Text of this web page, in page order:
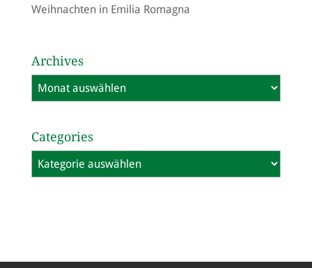
Weihnachten in Emilia Romagna
Archives
Archives
Categories
Categories